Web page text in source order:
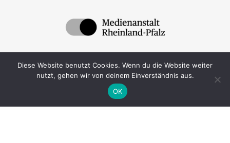
Diese Website benutzt Cookies. Wenn du die Website weiter
nutzt, gehen wir von deinem Einverständnis aus.
OK